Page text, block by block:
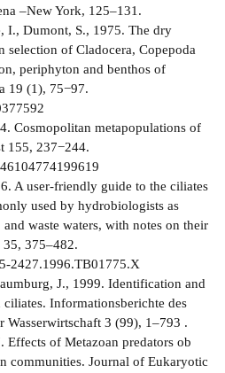
–New York, 125‒131.
I., Dumont, S., 1975. The dry
selection of Cladocera, Copepoda
periphyton and benthos of
19 (1), 75−97.
Cosmopolitan metapopulations of
155, 237−244.
A user-friendly guide to the ciliates
used by hydrobiologists as
waste waters, with notes on their
375‒482.
2427.1996.TB01775.X
J., 1999. Identification and
Informationsberichte des
Wasserwirtschaft 3 (99), 1–793 .
Effects of Metazoan predators ob
communities. Journal of Eukaryotic